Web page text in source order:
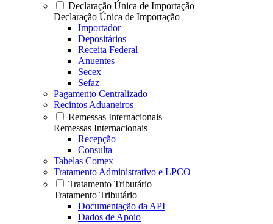
Declaração Única de Importação
Declaração Única de Importação
Importador
Depositários
Receita Federal
Anuentes
Secex
Sefaz
Pagamento Centralizado
Recintos Aduaneiros
Remessas Internacionais
Remessas Internacionais
Recepção
Consulta
Tabelas Comex
Tratamento Administrativo e LPCO
Tratamento Tributário
Tratamento Tributário
Documentação da API
Dados de Apoio